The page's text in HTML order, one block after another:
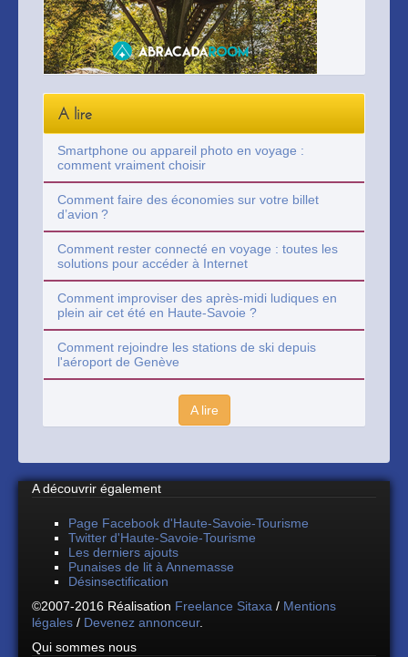
A lire
Smartphone ou appareil photo en voyage :
comment vraiment choisir
Comment faire des économies sur votre billet
d’avion ?
Comment rester connecté en voyage : toutes les
solutions pour accéder à Internet
Comment improviser des après-midi ludiques en
plein air cet été en Haute-Savoie ?
Comment rejoindre les stations de ski depuis
l'aéroport de Genève
A lire
A découvrir également
Page Facebook d'Haute-Savoie-Tourisme
Twitter d'Haute-Savoie-Tourisme
Les derniers ajouts
Punaises de lit à Annemasse
Désinsectification
©2007-2016 Réalisation Freelance Sitaxa / Mentions
légales / Devenez annonceur.
Qui sommes nous